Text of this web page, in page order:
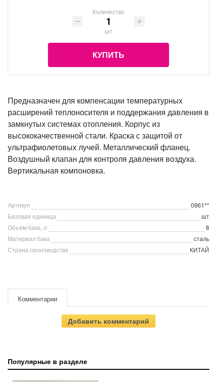
Количество
шт
КУПИТЬ
Предназначен для компенсации температурных
расширений теплоносителя и поддержания давления в
замкнутых системах отопления. Корпус из
высококачественной стали. Краска с защитой от
ультрафиолетовых лучей. Металлический фланец.
Воздушный клапан для контроля давления воздуха.
Вертикальная компоновка.
Артикул
0961**
Базовая единица
шт
Объем бака, л
8
Материал бака
сталь
Страна производства
КИТАЙ
Комментарии
Добавить комментарий
Популярные в разделе